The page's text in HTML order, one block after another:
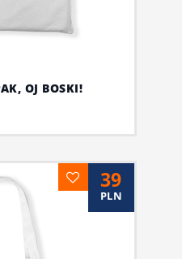
OJ BOSKI!
39
PLN